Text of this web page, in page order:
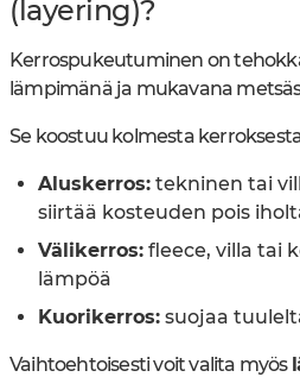
(layering)?
Kerrospukeutuminen on
lämpimänä ja mukavana
Se koostuu kolmesta
Aluskerros: tekninen tai
siirtää kosteuden pois
Välikerros: fleece, villa tai
lämpöä
Kuorikerros: suojaa
Vaihtoehtoisesti voit valita myös